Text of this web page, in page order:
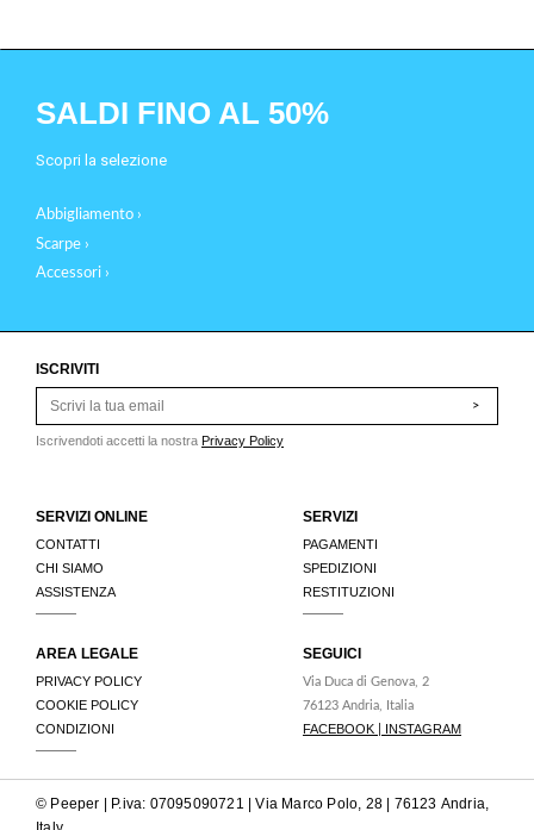
SALDI FINO AL 50%
Scopri la selezione
Abbigliamento ›
Scarpe ›
Accessori ›
ISCRIVITI
>
Iscrivendoti accetti la nostra Privacy Policy
SERVIZI ONLINE
CONTATTI
CHI SIAMO
ASSISTENZA
SERVIZI
PAGAMENTI
SPEDIZIONI
RESTITUZIONI
AREA LEGALE
PRIVACY POLICY
COOKIE POLICY
CONDIZIONI
SEGUICI
Via Duca di Genova, 2
76123 Andria, Italia
FACEBOOK INSTAGRAM
© Peeper | P.iva: 07095090721 | Via Marco Polo, 28 | 76123 Andria,